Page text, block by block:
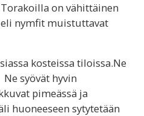
on vähittäinen
nymfit muistuttavat
kosteissa tiloissa.Ne
syövät hyvin
pimeässä ja
huoneeseen sytytetään